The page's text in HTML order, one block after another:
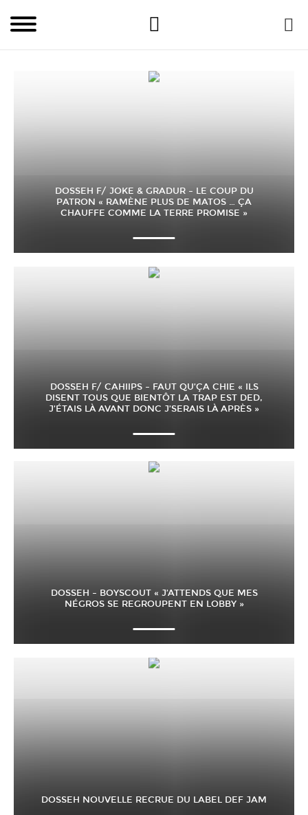
DOSSEH F/ JOKE & GRADUR – LE COUP DU
PATRON « RAMÈNE PLUS DE MATOS … ÇA
CHAUFFE COMME LA TERRE PROMISE »
DOSSEH F/ CAHIIPS – FAUT QU’ÇA CHIE « ILS
DISENT TOUS QUE BIENTÔT LA TRAP EST DED,
J’ÉTAIS LÀ AVANT DONC J’SERAIS LÀ APRÈS »
DOSSEH – BOYSCOUT « J’ATTENDS QUE MES
NÉGROS SE REGROUPENT EN LOBBY »
DOSSEH NOUVELLE RECRUE DU LABEL DEF JAM